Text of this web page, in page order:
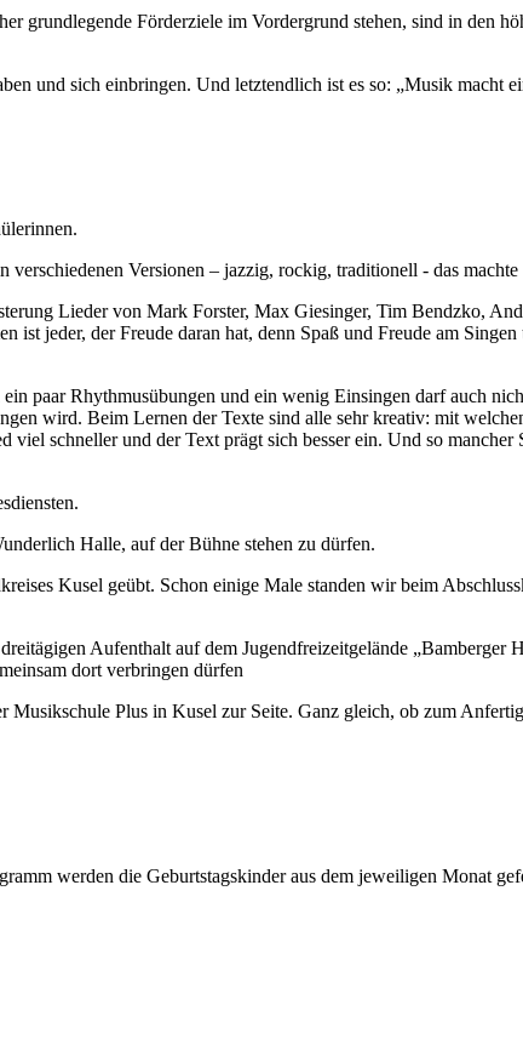
grundlegende Förderziele im Vordergrund stehen, sind in den
und sich einbringen. Und letztendlich ist es so: „Musik macht
in verschiedenen Versionen – jazzig, rockig, traditionell -
Lieder von Mark Forster, Max Giesinger, Tim Bendzko,
jeder, der Freude daran hat, denn Spaß und Freude am
paar Rhythmusübungen und ein wenig Einsingen darf auch
wird. Beim Lernen der Texte sind alle sehr kreativ: mit
schneller und der Text prägt sich besser ein. Und so
Halle, auf der Bühne stehen zu dürfen.
Kusel geübt. Schon einige Male standen wir beim
Aufenthalt auf dem Jugendfreizeitgelände „Bamberger
dort verbringen dürfen
Plus in Kusel zur Seite. Ganz gleich, ob zum
werden die Geburtstagskinder aus dem jeweiligen Monat